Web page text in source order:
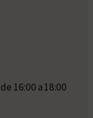
16:00 a 18:00